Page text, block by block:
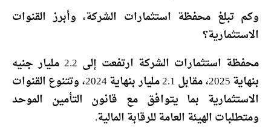
وكم تبلغ محفظة استثمارات الشركة، وأبرز القنوات
الاستثمارية؟
محفظة استثمارات الشركة ارتفعت إلى 2.2 مليار جنيه
بنهاية 2025، مقابل 2.1 مليار بنهاية 2024، وتتنوع القنوات
الاستثمارية بما يتوافق مع قانون التأمين الموحد
ومتطلبات الهيئة العامة للرقابة المالية.